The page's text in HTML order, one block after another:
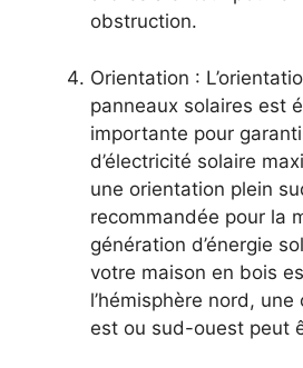
⁣obstruction.
Orientation :
panneaux solaires est
importante⁤ pour
⁤d’électricité solaire
une orientation plein
recommandée‍ pour la
génération d’énergie
votre maison en⁢ bois
l’hémisphère nord,
est ou sud-ouest peut